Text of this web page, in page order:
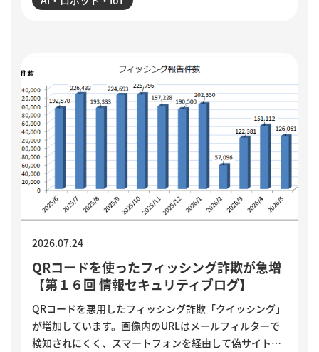
介するとともに、導入がうまくいかない5つの理由を整
ます。
QRコードを使ったフィッシング詐欺が急増
【第１６回 情報セキュリティブログ】
2026.07.24
QRコードを悪用したフィッシング詐欺「クイッシング」
が増加しています。画像内のURLはメールフィルターで
検知されにくく、スマートフォンを経由して偽サイトへ